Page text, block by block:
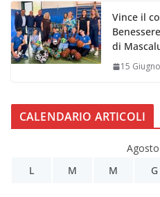
Vince il
di
15
CALENDARIO ARTICOLI
L
M M G